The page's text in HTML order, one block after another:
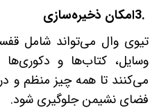
3.امکان ذخیره‌سازی
تیوی وال می‌تواند شامل
وسایل، کتاب‌ها و
می‌کنند تا همه چیز منظم و
فضای نشیمن جلوگیری شود.